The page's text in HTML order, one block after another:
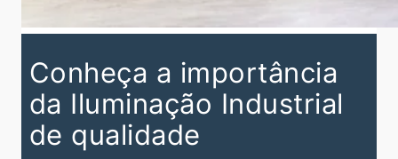
Conheça a importância
da Iluminação Industrial
de qualidade